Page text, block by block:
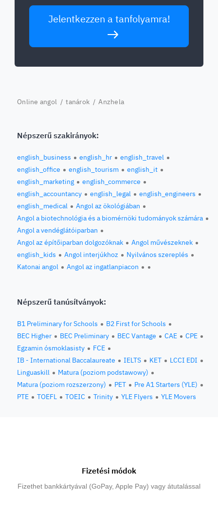
Jelentkezzen a tanfolyamra!
Online angol /tanárok / Anzhela
Népszerű szakirányok:
english_business english_hr
english_travel
english_office
english_tourism
english_it
english_marketing
english_commerce
english_accountancy
english_legal
english_engineers
english_medical
Angol az ökológiában
Angol a biotechnológia és a biomérnöki tudományok számára
Angol a vendéglátóiparban
Angol az építőiparban dolgozóknak
Angol művészeknek
english_kids
Angol interjúkhoz
Nyilvános szereplés
Katonai angol
Angol az ingatlanpiacon
Népszerű tanúsítványok:
B1 Preliminary for Schools
B2 First for Schools
BEC Higher
BEC Preliminary BEC Vantage CAE
CPE
Egzamin ósmoklasisty
FCE
IB - International Baccalaureate
IELTS KET
LCCI EDI
Linguaskill
Matura (poziom podstawowy)
Matura (poziom rozszerzony)
PET
Pre A1 Starters (YLE)
PTE
TOEFL TOEIC Trinity YLE Flyers YLE Movers
Fizetési módok
Fizethet bankkártyával (GoPay, Apple Pay) vagy átutalással